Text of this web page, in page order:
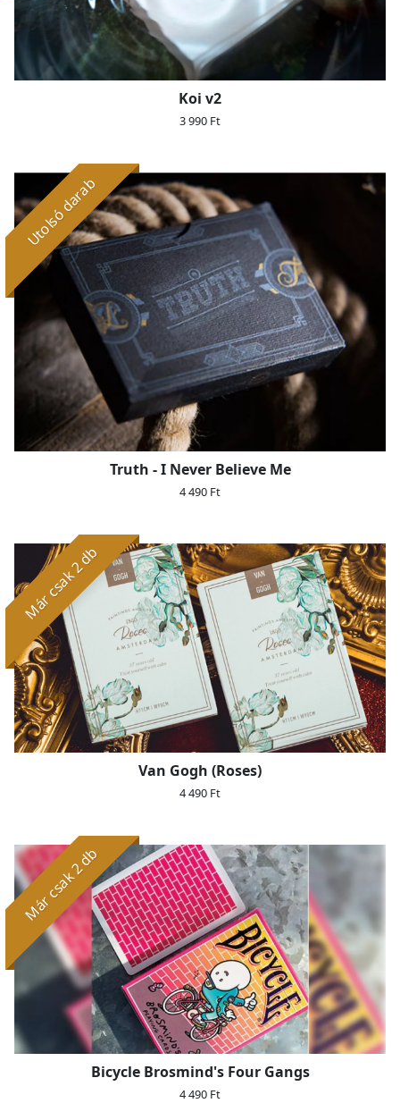
Koi v2
3 990 Ft
Utolsó darab
Truth - I Never Believe Me
4 490 Ft
Már csak 2 db
Van Gogh (Roses)
4 490 Ft
Már csak 2 db
Bicycle Brosmind's Four Gangs
4 490 Ft